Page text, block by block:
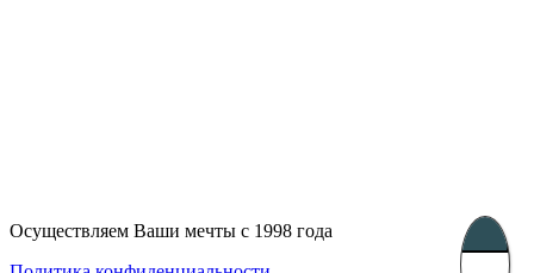
Осуществляем Ваши мечты с 1998 года